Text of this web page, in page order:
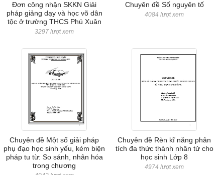
Đơn công nhận SKKN Giải
pháp giảng dạy và học võ dân
tộc ở trường THCS Phú Xuân
3297 lượt xem
Chuyên đề Số nguyên tố
4084 lượt xem
Chuyên đề Một số giải pháp
phụ đạo học sinh yếu, kém biện
pháp tu từ: So sánh, nhân hóa
trong chương
Chuyên đề Rèn kĩ năng phân
tích đa thức thành nhân tử cho
học sinh Lớp 8
4974 lượt xem